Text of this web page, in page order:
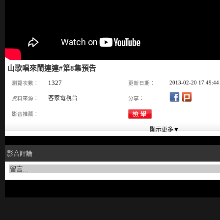
山歌唱來鬧連連#第8集預告
瀏覽次數： 1327 更新日期： 2013-02-20 17:49:44
資料來源： 客家電視台 分享：
影音推薦：
影音評論